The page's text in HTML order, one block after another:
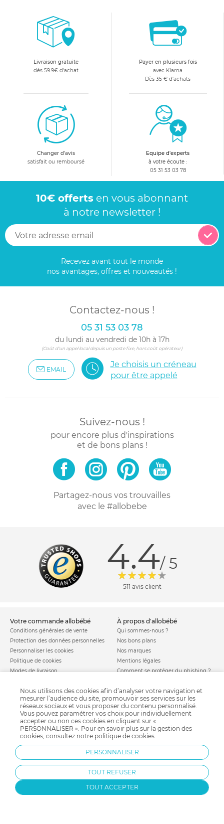
Livraison gratuite
dès 59.9€ d'achat
Payer en plusieurs fois
avec Klarna
Dès 35 € d'achats
Changer d'avis
satisfait ou remboursé
Equipe d'experts
à votre écoute :
05 31 53 03 78
10€ offerts en vous abonnant
à notre newsletter !
Recevez avant tout le monde
nos avantages, offres et nouveautés !
Contactez-nous !
05 31 53 03 78
du lundi au vendredi de 10h à 17h
(Coût d'un appel local depuis un poste fixe, hors coût opérateur)
EMAIL
Je choisis un créneau
pour être appelé
Suivez-nous !
pour encore plus d'inspirations
et de bons plans !
Partagez-nous vos trouvailles
avec le #allobebe
4.4/ 5
511 avis client
votre commande allobébé
Conditions générales de vente
Protection des données personnelles
Personnaliser les cookies
Politique de cookies
Modes de livraison
Garantie stock & produit
Satisfait ou remboursé
à propos d'allobébé
Qui sommes-nous ?
Nos bons plans
Nos marques
Mentions légales
Comment se protéger du phishing ?
allobébé vous recommande
Sites et partenaires
Nos labels
Nos licences
Besoin d'aide ?
FAQ
les plus d'allobébé
Liste de naissance
Infos conseils
Jeux concours
Valise de maternité
Parrainage
Paiement sécurisé
Nous utilisons des cookies afin d’analyser votre navigation et
mesurer l’audience du site, promouvoir ses services sur les
réseaux sociaux et vous proposer du contenu personnalisé.
Vous pouvez paramétrer vos choix pour individuellement
accepter ou non ces cookies en cliquant sur «
PERSONNALISER ». Pour en savoir plus sur la gestion des
cookies, consultez notre politique de cookies.
PERSONNALISER
TOUT REFUSER
TOUT ACCEPTER